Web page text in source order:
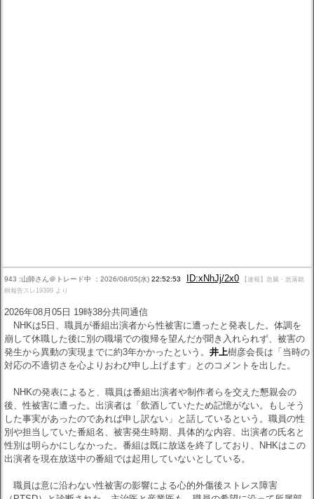
943 :山師さん＠トレード中 ：2026/08/05(水) 22:52:53 ID:xNhJj/2x0
【速報】急騰・急落銘
柄報告スレ19399 より
2026年08月05日 19時38分共同通信
NHKは5日、職員が番組出演者から性被害に遭ったと発表した。体調を
崩して休職した後に別の職場での復帰を望んだが聞き入れられず、被害の
発生から異動の実現までに約3年かかったという。 井上樹彦会長は「当時の
対応の不適切さを心よりおわび申し上げます」とのコメントを出した。
NHKの発表によると、職員は番組出演者や制作者らを交えた懇親会の
後、性被害に遭った。出演者は「飲酒していたため記憶がない。もしそう
した事実があったのであれば申し訳ない」と話しているという。職員の性
別や担当していた番組名、被害発生時期、具体的な内容、出演者の氏名と
性別は明らかにしなかった。番組は既に放送を終了しており、NHKはこの
出演者を現在放送中の番組では起用していないとしている。
職員は意に沿わない性被害の影響による心的外傷後ストレス障害